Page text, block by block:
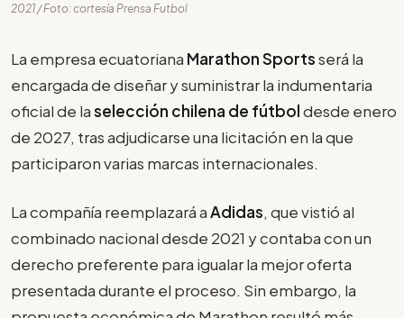
2021 / Foto: cortesía Prensa Futbol
La empresa ecuatoriana Marathon Sportsserá la
encargada de diseñar y suministrar la indumentaria
oficial de laselección chilena de fútboldesde enero
de 2027, tras adjudicarse una licitación en la que
participaron varias marcas internacionales.
La compañía reemplazará aAdidas, que vistió al
combinado nacional desde 2021 y contaba con un
derecho preferente para igualar la mejor oferta
presentada durante el proceso. Sin embargo, la